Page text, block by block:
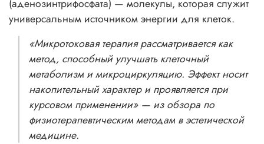
(аденозинтрифосфата) — молекулы, которая служит
универсальным источником энергии для клеток.
«Микротоковая терапия рассматривается как
метод, способный улучшать клеточный
метаболизм и микроциркуляцию. Эффект носит
накопительный характер и проявляется при
курсовом применении» — из обзора по
физиотерапевтическим методам в эстетической
медицине.